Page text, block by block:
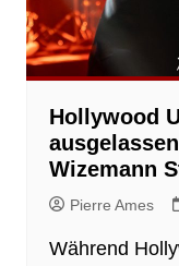
Hollywood
Wizemann
Pierre Ames
Während